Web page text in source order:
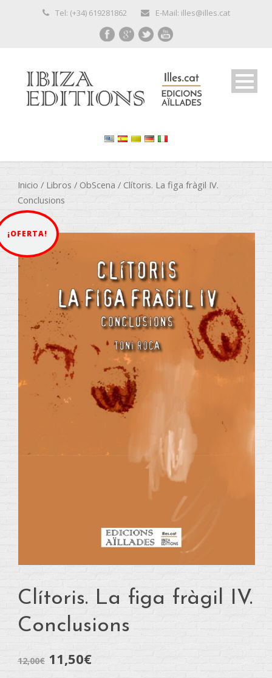
Tel: (+34) 619281862 E-Mail: illes@illes.cat
Inicio / Libros / ObScena / Clítoris. La figa fràgil IV.
Conclusions
¡OFERTA!
Clítoris. La figa fràgil IV.
Conclusions
12,00€ 11,50€